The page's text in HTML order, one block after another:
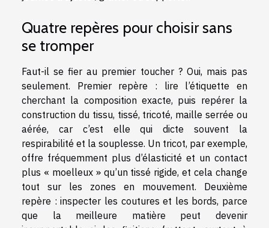
Quatre repères pour choisir sans
se tromper
Faut-il se fier au premier toucher ? Oui, mais pas
seulement. Premier repère : lire l’étiquette en
cherchant la composition exacte, puis repérer la
construction du tissu, tissé, tricoté, maille serrée ou
aérée, car c’est elle qui dicte souvent la
respirabilité et la souplesse. Un tricot, par exemple,
offre fréquemment plus d’élasticité et un contact
plus « moelleux » qu’un tissé rigide, et cela change
tout sur les zones en mouvement. Deuxième
repère : inspecter les coutures et les bords, parce
que la meilleure matière peut devenir